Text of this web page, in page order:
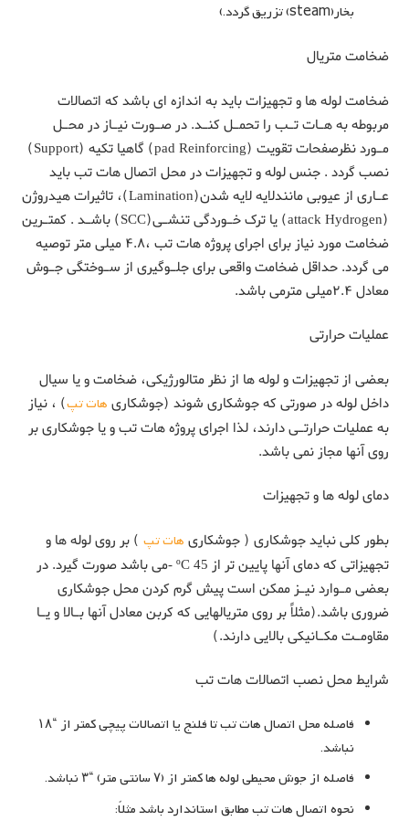
بخار(steam) تزریق گردد.)
ضخامت متریال
ضخامت لوله ها و تجهیزات باید به اندازه ای باشد که اتصالات
مربوطه به هـات تـب را تحمـل کنـد. در صـورت نیـاز در محـل
مـورد نظرصفحات تقویت (pad Reinforcing) گاهیا تکیه (Support)
نصب گردد . جنس لوله و تجهیزات در محل اتصال هات تب باید
عـاری از عیوبی مانندلایه لایه شدن(Lamination)، تاثیرات هیدروژن
(attack Hydrogen) یا ترک خـوردگی تنشـی(SCC) باشـد . کمتـرین
ضخامت مورد نیاز برای اجرای پروژه هات تب ،۴.۸ میلی متر توصیه
می گردد. حداقل ضخامت واقعی برای جلـوگیری از سـوختگی جـوش
معادل ۲.۴میلی مترمی باشد.
عملیات حرارتی
بعضی از تجهیزات و لوله ها از نظر متالورژیکی، ضخامت و یا سیال
داخل لوله در صورتی که جوشکاری شوند (جوشکاری هات تپ) ، نیاز
به عملیات حرارتـی دارند، لذا اجرای پروژه هات تب و یا جوشکاری بر
روی آنها مجاز نمی باشد.
دمای لوله ها و تجهیزات
بطور کلی نباید جوشکاری ( جوشکاری هات تپ ) بر روی لوله ها و
تجهیزاتی که دمای آنها پایین تر از ºC 45 -می باشد صورت گیرد. در
بعضی مـوارد نیـز ممکن است پیش گرم کردن محل جوشکاری
ضروری باشد.(مثلاً بر روی متریالهایی که کربن معادل آنها بـالا و یـا
مقاومـت مکـانیکی بالایی دارند.)
شرایط محل نصب اتصالات هات تب
فاصله محل اتصال هات تب تا فلنج یا اتصالات پیچی کمتر از “۱۸
نباشد.
فاصله از جوش محیطی لوله ها کمتر از (۷ سانتی متر) “۳ نباشد.
نحوه اتصال هات تب مطابق استاندارد باشد مثلاً: